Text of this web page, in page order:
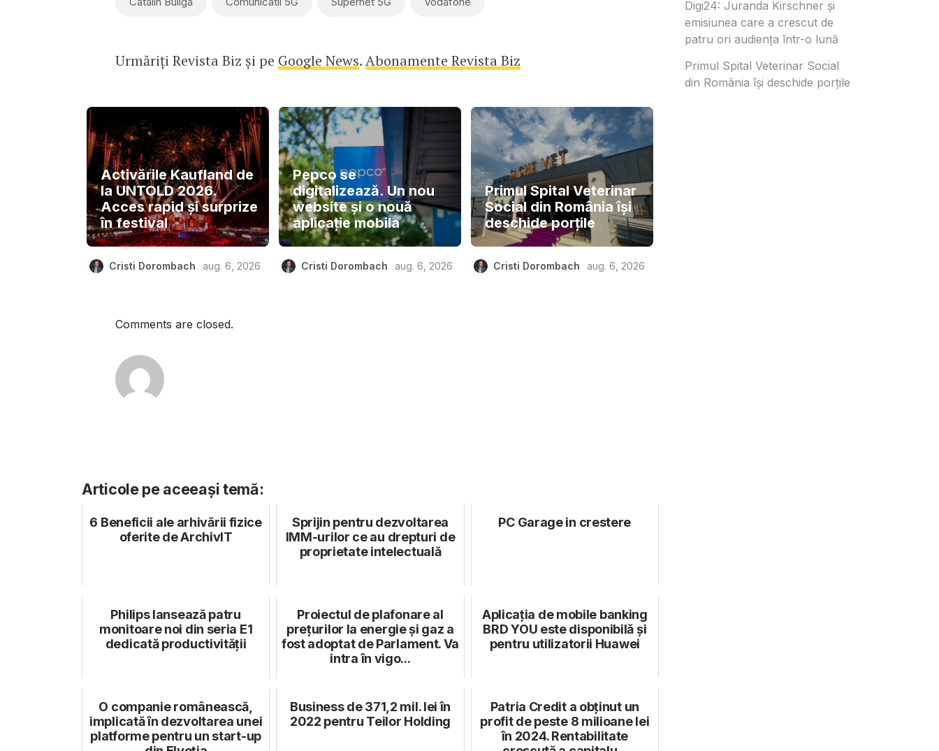
Urmăriți Revista Biz și pe Google News.Abonamente Revista Biz
Activările Kaufland de
la UNTOLD 2026.
Acces rapid și surprize
în festival
Cristi Dorombach aug. 6, 2026
Pepco se
digitalizează. Un nou
website și o nouă
aplicație mobila
Cristi Dorombach aug. 6, 2026
Primul Spital Veterinar
Social din România își
deschide porțile
Cristi Dorombach aug. 6, 2026
Comments are closed.
Articole pe aceeași temă:
6 Beneficii ale arhivării fizice
oferite de ArchivIT
Sprijin pentru dezvoltarea
IMM-urilor ce au drepturi de
proprietate intelectuală
PC Garage in crestere
Philips lansează patru
monitoare noi din seria E1
dedicată productivității
Proiectul de plafonare al
prețurilor la energie și gaz a
fost adoptat de Parlament. Va
intra în vigo...
Aplicația de mobile banking
BRD YOU este disponibilă și
pentru utilizatorii Huawei
O companie românească,
implicată în dezvoltarea unei
platforme pentru un start-up
Business de 371,2 mil. lei în
2022 pentru Teilor Holding
Patria Credit a obținut un
profit de peste 8 milioane lei
în 2024. Rentabilitate
Digi24: Juranda Kirschner și
emisiunea care a crescut de
patru ori audiența într-o lună
Primul Spital Veterinar Social
din România își deschide porțile